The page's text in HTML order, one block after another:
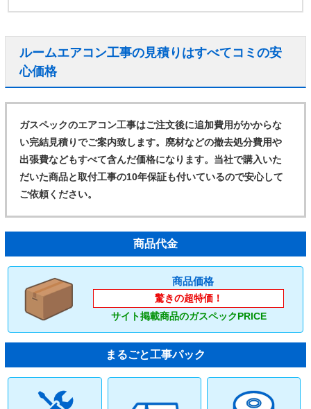
ルームエアコン工事の見積りはすべてコミの安
心価格
ガスペックのエアコン工事はご注文後に追加費用がかからな
い完結見積りでご案内致します。廃材などの撤去処分費用や
出張費などもすべて含んだ価格になります。当社で購入いた
だいた商品と取付工事の10年保証も付いているので安心して
ご依頼ください。
商品代金
商品価格
驚きの超特価！
サイト掲載商品のガスペックPRICE
まるごと工事パック